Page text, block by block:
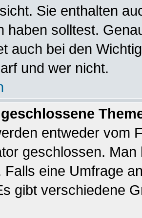
Sie enthalten
haben solltest.
auch bei den
und wer nicht.
entweder vom
geschlossen.
Falls eine Umfrage
gibt verschiedene